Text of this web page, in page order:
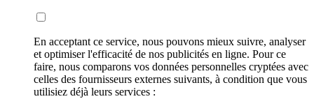
En acceptant ce service, nous pouvons mieux suivre, analyser
et optimiser l'efficacité de nos publicités en ligne. Pour ce
faire, nous comparons vos données personnelles cryptées avec
celles des fournisseurs externes suivants, à condition que vous
utilisiez déjà leurs services :